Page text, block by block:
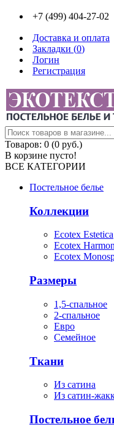
+7 (499) 404-27-02
Доставка и оплата
Закладки (0)
Логин
Регистрация
Товаров: 0 (0 руб.)
В корзине пусто!
ВСЕ КАТЕГОРИИ
Постельное белье
Коллекции
Ecotex Estetica
Ecotex
Ecotex
Размеры
1,5-спальное
2-спальное
Евро
Семейное
Ткани
Из сатина
Из сатин-
Постельное